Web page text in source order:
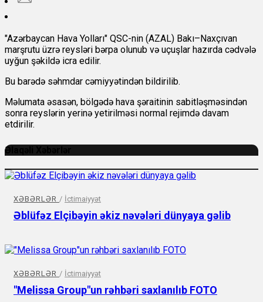
"Azərbaycan Hava Yolları" QSC-nin (AZAL) Bakı–Naxçıvan
marşrutu üzrə reysləri bərpa olunub və uçuşlar hazırda cədvələ
uyğun şəkildə icra edilir.
Bu barədə səhmdar cəmiyyətindən bildirilib.
Məlumata əsasən, bölgədə hava şəraitinin sabitləşməsindən
sonra reyslərin yerinə yetirilməsi normal rejimdə davam
etdirilir.
Əlaqəli Xəbərlər
XƏBƏRLƏR / İctimaiyyət
Əblüfəz Elçibəyin əkiz nəvələri dünyaya gəlib
XƏBƏRLƏR / İctimaiyyət
"Melissa Group"un rəhbəri saxlanılıb FOTO